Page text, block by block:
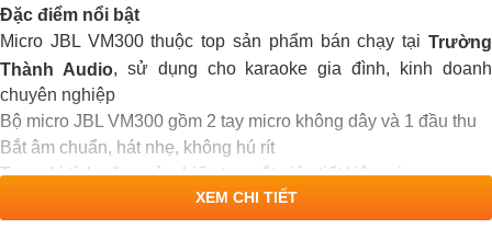
Đặc điểm nổi bật
Micro JBL VM300 thuộc top sản phẩm bán chạy tại Trường
Thành Audio, sử dụng cho karaoke gia đình, kinh doanh
chuyên nghiệp
Bộ micro JBL VM300 gồm 2 tay micro không dây và 1 đầu thu
Bắt âm chuẩn, hát nhẹ, không hú rít
Trang bị tính năng cảm biến tự ngắt giúp tiết kiệm pin
sử dụng sóng UHF siêu caoXEM CHI TIẾT